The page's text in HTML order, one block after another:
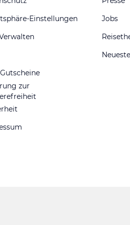
Einstellungen
zur
Jobs